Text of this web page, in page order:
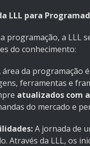
LLL para
programação, a LLL
do conhecimento:
área da programação
ferramentas e
atualizados com
do mercado e
A jornada de
Através da LLL, os